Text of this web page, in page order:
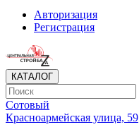
Авторизация
Регистрация
КАТАЛОГ
Сотовый
Красноармейская улица, 59